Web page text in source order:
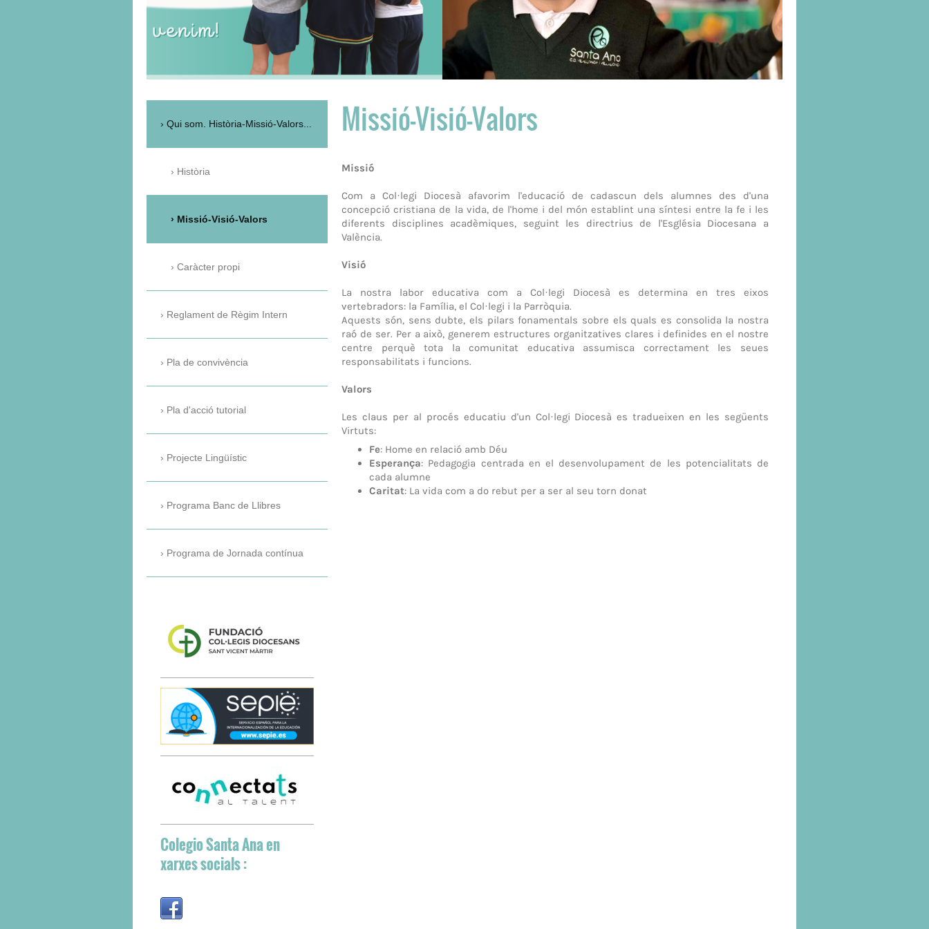
Missió-Visió-Valors
Missió
Com a Col·legi Diocesà afavorim l'educació de cadascun dels alumnes des d'una
concepció cristiana de la vida, de l'home i del món establint una síntesi entre la fe i les
diferents disciplines acadèmiques, seguint les directrius de l'Església Diocesana a
València.
Visió
La nostra labor educativa com a Col·legi Diocesà es determina en tres eixos
vertebradors: la Família, el Col·legi i la Parròquia.
Aquests són, sens dubte, els pilars fonamentals sobre els quals es consolida la nostra
raó de ser. Per a això, generem estructures organitzatives clares i definides en el nostre
centre perquè tota la comunitat educativa assumisca correctament les seues
responsabilitats i funcions.
Valors
Les claus per al procés educatiu d'un Col·legi Diocesà es tradueixen en les següents
Virtuts:
Fe: Home en relació amb Déu
Esperança: Pedagogia centrada en el desenvolupament de les potencialitats de
cada alumne
Caritat: La vida com a do rebut per a ser al seu torn donat
Qui som. Història-Missió-Valors...
Història
Missió-Visió-Valors
Caràcter propi
Reglament de Règim Intern
Pla de convivència
Pla d'acció tutorial
Projecte Lingüístic
Programa Banc de Llibres
Programa de Jornada contínua
Colegio Santa Anaen
xarxes socials :